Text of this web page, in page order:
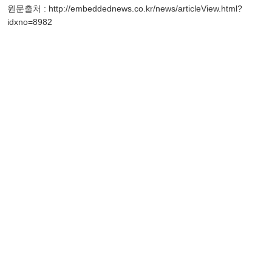
원문출처 : http://embeddednews.co.kr/news/articleView.html?
idxno=8982